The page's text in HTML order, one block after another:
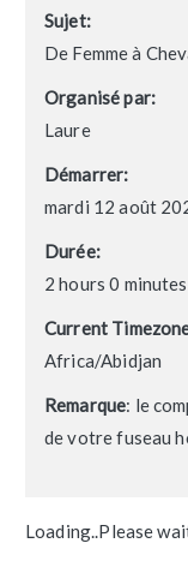
Sujet:
De Femme à
Organisé par:
Laure
Démarrer:
mardi 12 août
Durée:
2 hours 0 minutes
Current
Africa/Abidjan
Remarque: le
de votre fuseau
Loading..Please